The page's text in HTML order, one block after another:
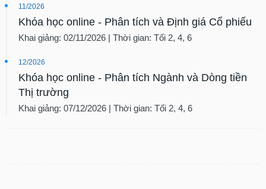
11/2026
Khóa học online - Phân tích và Định giá Cổ phiếu
Khai giảng: 02/11/2026 | Thời gian: Tối 2, 4, 6
12/2026
Khóa học online - Phân tích Ngành và Dòng tiền
Thị trường
Khai giảng: 07/12/2026 | Thời gian: Tối 2, 4, 6